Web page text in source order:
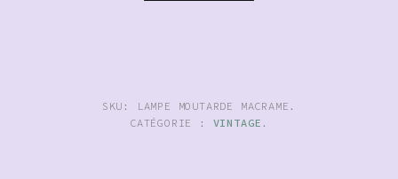
SKU: LAMPE MOUTARDE MACRAME .
CATÉGORIE : VINTAGE .